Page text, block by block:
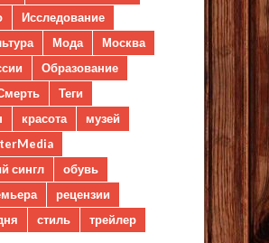
Исследование
Мода
Москва
Образование
Теги
красота
музей
сингл
обувь
рецензии
стиль
трейлер